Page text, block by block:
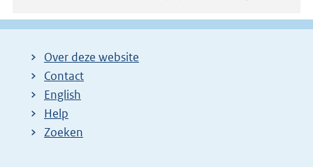
Over deze website
Contact
English
Help
Zoeken